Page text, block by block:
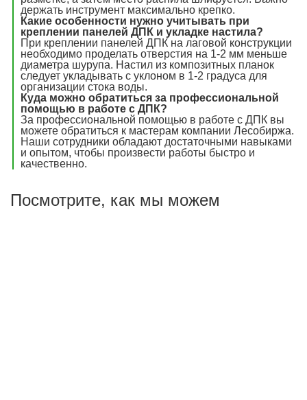
держать инструмент максимально крепко.
Какие особенности нужно учитывать при
креплении панелей ДПК и укладке настила?
При креплении панелей ДПК на лаговой конструкции
необходимо проделать отверстия на 1-2 мм меньше
диаметра шурупа. Настил из композитных планок
следует укладывать с уклоном в 1-2 градуса для
организации стока воды.
Куда можно обратиться за профессиональной
помощью в работе с ДПК?
За профессиональной помощью в работе с ДПК вы
можете обратиться к мастерам компании Лесобиржа.
Наши сотрудники обладают достаточными навыками
и опытом, чтобы произвести работы быстро и
качественно.
Посмотрите, как мы можем